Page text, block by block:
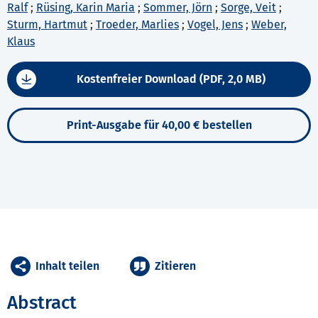
Ralf; Rüsing, Karin Maria ; Sommer, Jörn ; Sorge, Veit ;
Sturm, Hartmut ; Troeder, Marlies ; Vogel, Jens ; Weber,
Klaus
Kostenfreier Download (PDF, 2,0 MB)
Print-Ausgabe für 40,00 € bestellen
Abstract
Inhalt teilen Zitieren